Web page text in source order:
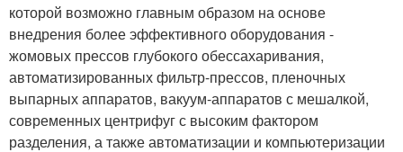
которой возможно главным образом на основе
внедрения более эффективного оборудования -
жомовых прессов глубокого обессахаривания,
автоматизированных фильтр-прессов, пленочных
выпарных аппаратов, вакуум-аппаратов с мешалкой,
современных центрифуг с высоким фактором
разделения, а также автоматизации и компьютеризации